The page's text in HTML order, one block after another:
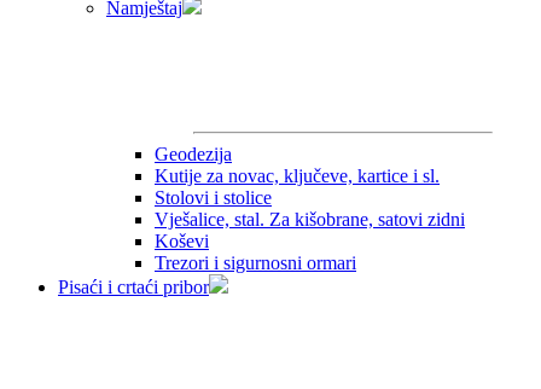
Namještaj
Geodezija
Kutije za novac, ključeve, kartice i sl.
Stolovi i stolice
Vješalice, stal. Za kišobrane, satovi zidni
Koševi
Trezori i sigurnosni ormari
Pisaći i crtaći pribor